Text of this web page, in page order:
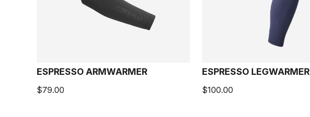
ESPRESSO ARMWARMER
$79.00
ESPRESSO LEGWARMER
$100.00